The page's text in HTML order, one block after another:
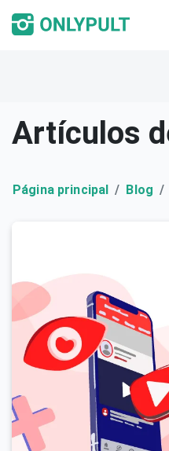
Artículos
Página principal Blog